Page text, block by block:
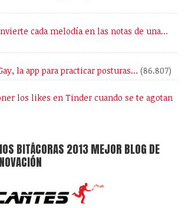
cada melodía en las notas de una…
la app para practicar posturas… (86.807)
los likes en Tinder cuando se te agotan
BITÁCORAS 2013 MEJOR BLOG DE